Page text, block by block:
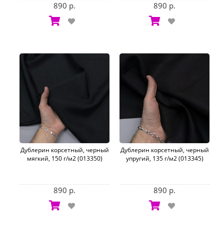
890 р. 890 р.
Дублерин корсетный, черный
мягкий, 150 г/м2 (013350)
890 р.
Дублерин корсетный, черный
упругий, 135 г/м2 (013345)
890 р.